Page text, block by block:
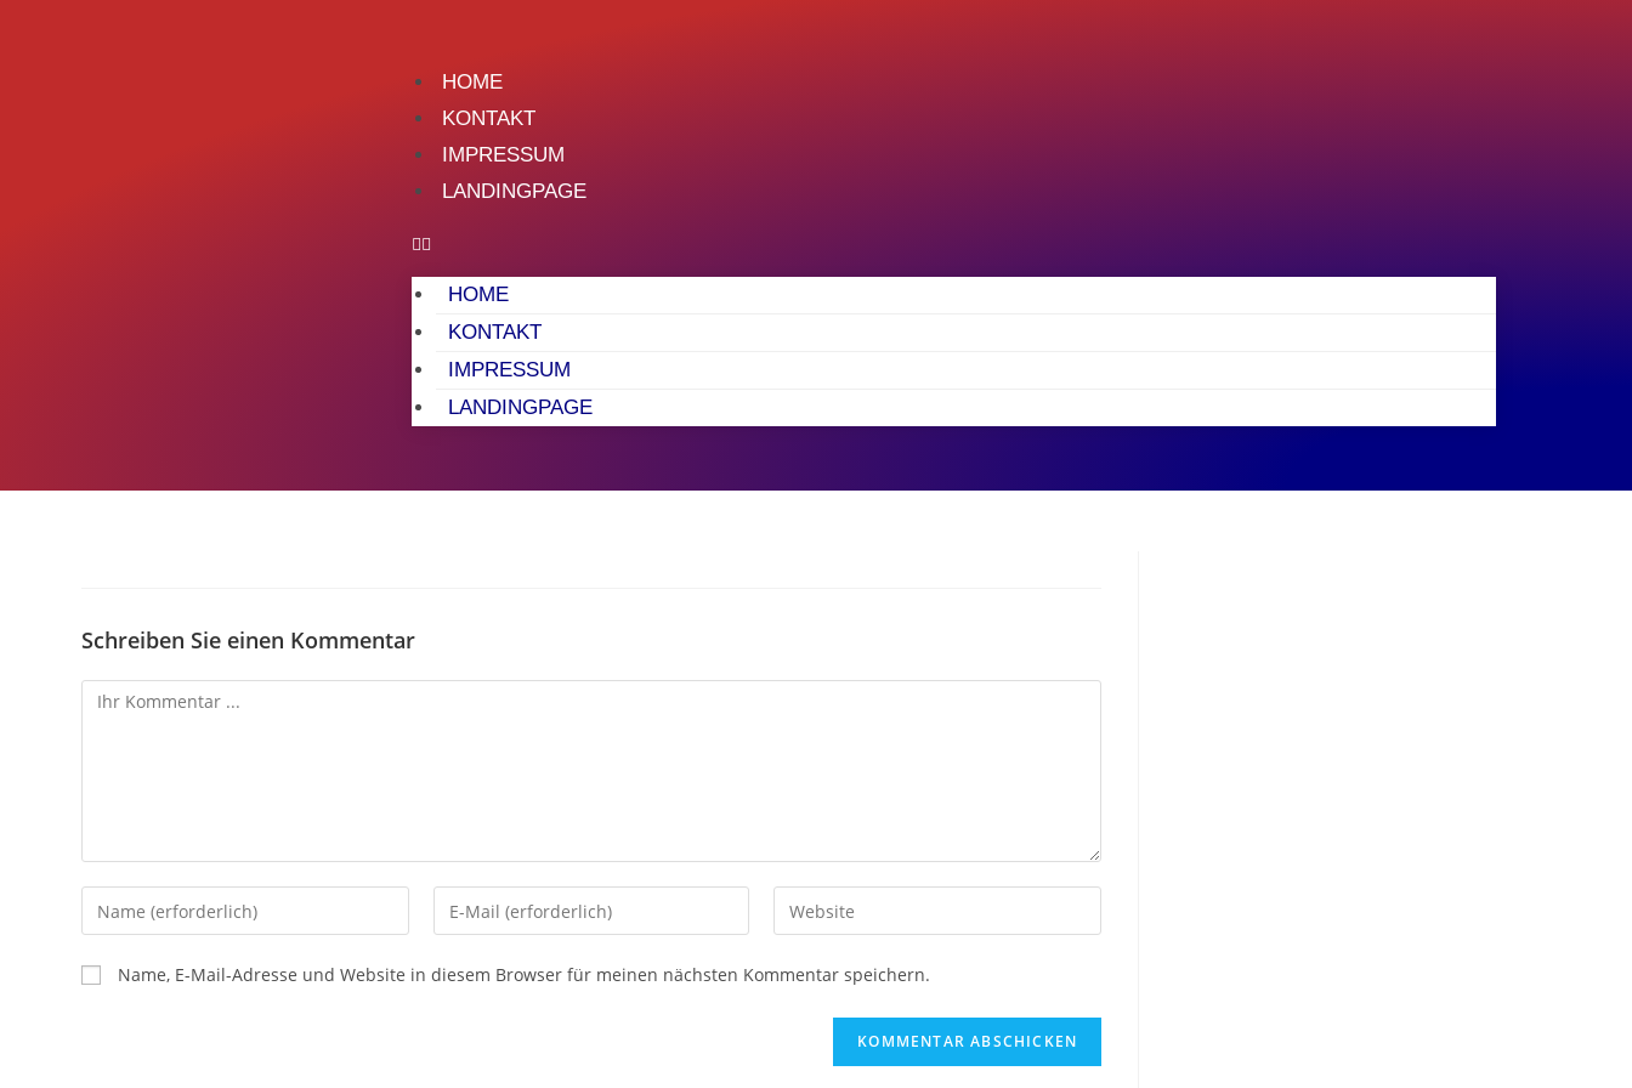
HOME
KONTAKT
IMPRESSUM
LANDINGPAGE
HOME
KONTAKT
IMPRESSUM
LANDINGPAGE
Schreiben Sie einen Kommentar
Name, E-Mail-Adresse und Website in diesem Browser für meinen nächsten Kommentar speichern.